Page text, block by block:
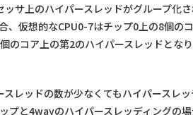
サ上のハイパースレッドがグループ化
、仮想的なCPU0-7はチップ0上の8個
のコア上の第2のハイパースレッドとな
レッドの数が少なくてもハイパースレ
プと4wayのハイパースレッディングの